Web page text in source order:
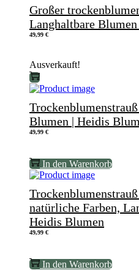
Großer
Langhaltbare
49,99 €
Ausverkauft!
Blumen | Heidis
49,99 €
In den Warenkorb
natürliche Farben,
Heidis Blumen
49,99 €
In den Warenkorb